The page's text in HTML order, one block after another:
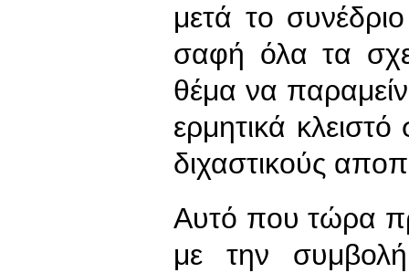
μετά το
σαφή όλα τα
θέμα να
ερμητικά
διχαστικούς
Αυτό που τώρα
με την